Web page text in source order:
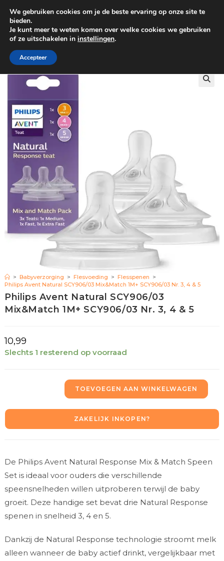
GRATIS BEZORGING VANAF €100
> Babyverzorging > Flesvoeding > Flesspenen >
Philips Avent Natural SCY906/03 Mix&Match 1M+ SCY906/03 Nr. 3, 4 & 5
Philips Avent Natural SCY906/03
Mix&Match 1M+ SCY906/03 Nr. 3, 4 & 5
10,99
Slechts 1 resterend op voorraad
TOEVOEGEN AAN WINKELWAGEN
ZAKELIJK INKOPEN?
De Philips Avent Natural Response Mix & Match Speen
Set is ideaal voor ouders die verschillende
speensnelheden willen uitproberen terwijl de baby
groeit. Deze handige set bevat drie Natural Response
spenen in snelheid 3, 4 en 5.
Dankzij de Natural Response technologie stroomt melk
alleen wanneer de baby actief drinkt, vergelijkbaar met
We gebruiken cookies om je de beste ervaring op onze site te
bieden.
Je kunt meer te weten komen over welke cookies we gebruiken
of ze uitschakelen in instellingen.
Accepteer